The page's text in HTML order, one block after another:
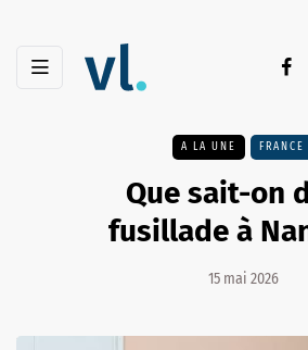
A LA UNE FRANCE
Que sait-on
fusillade à
15 mai 2026